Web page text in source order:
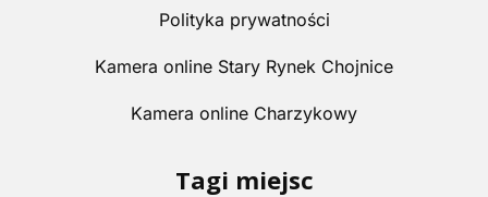
Polityka prywatności
Kamera online Stary Rynek Chojnice
Kamera online Charzykowy
Tagi miejsc